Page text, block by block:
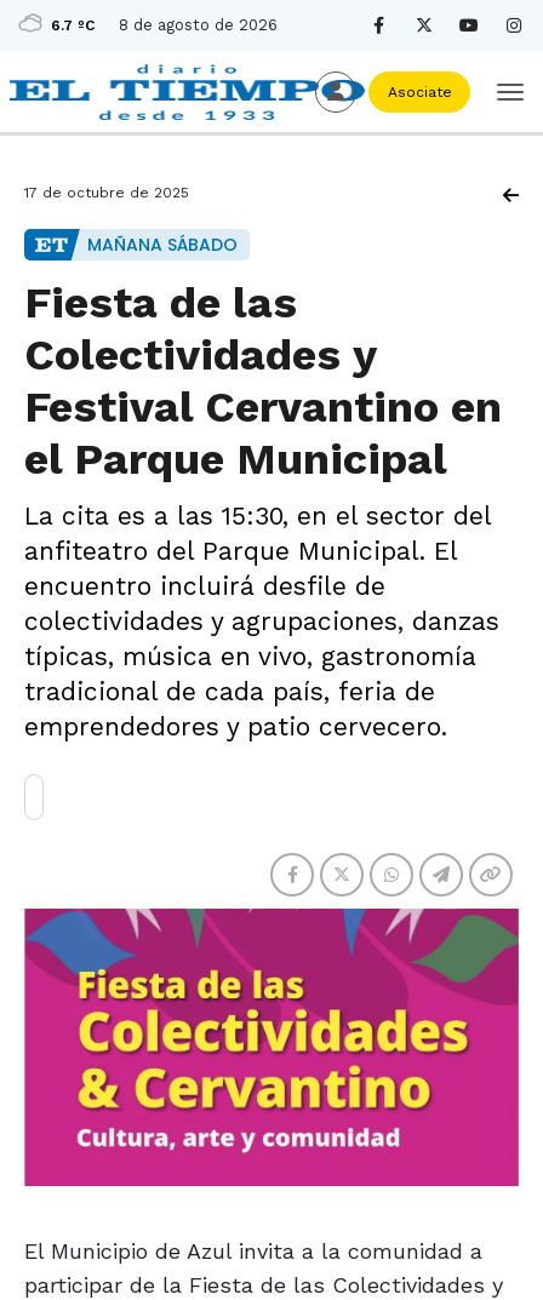
6.7 ºC 8 de agosto de 2026
Asociate
17 de octubre de 2025
MAÑANA SÁBADO
Fiesta de las
Colectividades y
Festival Cervantino en
el Parque Municipal
La cita es a las 15:30, en el sector del
anfiteatro del Parque Municipal. El
encuentro incluirá desfile de
colectividades y agrupaciones, danzas
típicas, música en vivo, gastronomía
tradicional de cada país, feria de
emprendedores y patio cervecero.
El Municipio de Azul invita a la comunidad a
participar de la Fiesta de las Colectividades y